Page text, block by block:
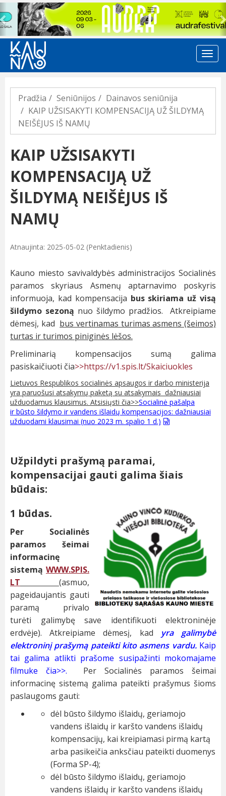
Previous
Pradžia Seniūnijos
Dainavos seniūnija
KAIP UŽSISAKYTI KOMPENSACIJĄ UŽ ŠILDYMĄ
NEIŠĖJUS IŠ NAMŲ
KAIP UŽSISAKYTI
KOMPENSACIJĄ UŽ
ŠILDYMĄ NEIŠĖJUS IŠ
NAMŲ
Atnaujinta: 2025-05-02 (Penktadienis)
Kauno miesto savivaldybės administracijos Socialinės
paramos skyriaus Asmenų aptarnavimo poskyris
informuoja, kad kompensacija bus skiriama už visą
šildymo sezoną nuo šildymo pradžios. Atkreipiame
dėmesį, kad bus vertinamas turimas asmens (šeimos)
turtas ir turimos piniginės lėšos.
Preliminarią kompensacijos sumą galima
pasiskaičiuoti čia>>https://v1.spis.lt/Skaiciuokles
Lietuvos Respublikos socialinės apsaugos ir darbo ministerija
yra paruošusi atsakymų paketą su atsakymais dažniausiai
užduodamus klausimus. Atsisiųsti čia>>Socialinė pašalpa
ir būsto šildymo ir vandens išlaidų kompensacijos: dažniausiai
užduodami klausimai (nuo 2023 m. spalio 1 d.)
Užpildyti prašymą paramai,
kompensacijai gauti galima šiais
būdais:
1 būdas.
Per Socialinės
paramos šeimai
informacinę
sistemą WWW.SPIS.
LT
(asmuo,
pageidaujantis gauti
paramą privalo
turėti galimybę save identifikuoti elektroninėje
erdvėje). Atkreipiame dėmesį, kad
yra galimybė
elektroninį prašymą pateikti kito asmens vardu.Kaip
tai galima atlikti prašome susipažinti mokomajame
filmuke čia>>.
Per Socialinės paramos šeimai
informacinę sistemą galima pateikti prašymus šioms
paslaugoms gauti:
dėl būsto šildymo išlaidų, geriamojo
vandens išlaidų ir karšto vandens išlaidų
kompensacijų, kai kreipiamasi pirmą kartą
arba pasikeičia anksčiau pateikti duomenys
(Forma SP-4);
dėl būsto šildymo išlaidų, geriamojo
vandens išlaidų ir karšto vandens išlaidų